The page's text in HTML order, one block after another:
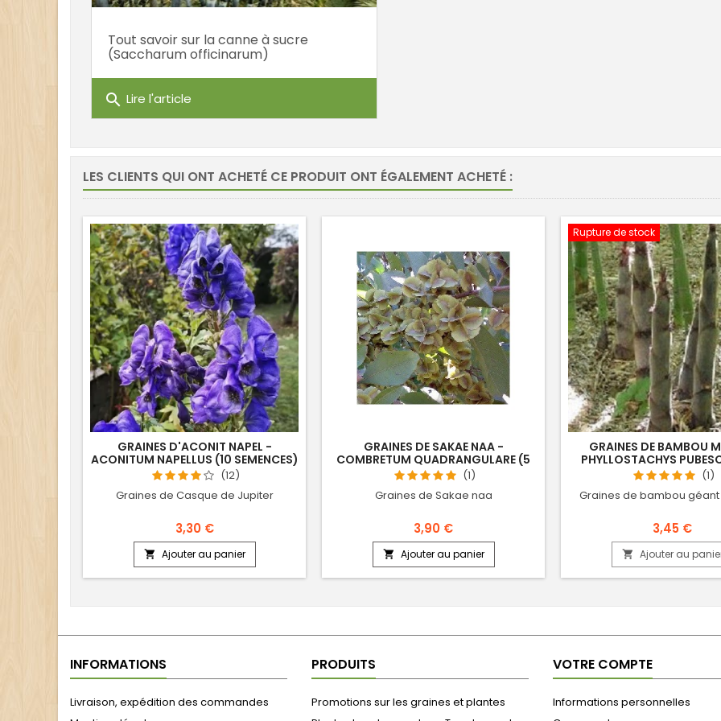
Tout savoir sur la canne à sucre
(Saccharum officinarum)
search Lire l'article
LES CLIENTS QUI ONT ACHETÉ CE PRODUIT ONT ÉGALEMENT ACHETÉ :
GRAINES D'ACONIT NAPEL -
ACONITUM NAPELLUS (10 SEMENCES)
(12)
Graines de Casque de Jupiter
3,30 €
 Ajouter au panier
GRAINES DE SAKAE NAA -
COMBRETUM QUADRANGULARE (5
SEMENCES)(1)
Graines de Sakae naa
3,90 €
 Ajouter au panier
Rupture de stock
GRAINES DE BAMBOU
PHYLLOSTACHYS
SEMENCES)(1)
Graines de bambou
3,45 €
 Ajouter au
INFORMATIONS
Livraison, expédition des commandes
PRODUITS
Promotions sur les graines et plantes
VOTRE COMPTE
Informations personnelles